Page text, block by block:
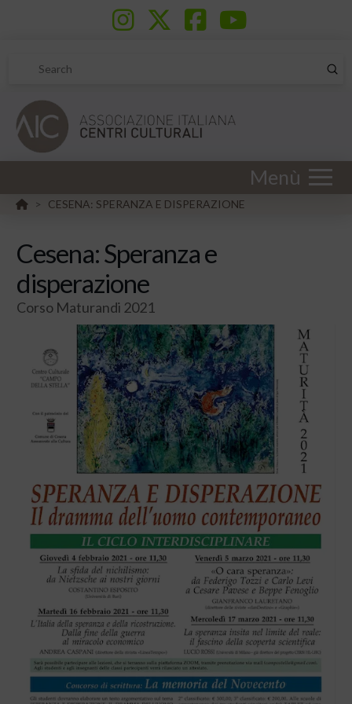
Search
Menù
HOME
> CESENA: SPERANZA E DISPERAZIONE
Cesena: Speranza e
disperazione
Corso Maturandi 2021